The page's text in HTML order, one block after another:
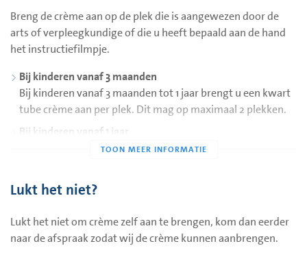
Als u de crème gebruikt om de huid te verdoven voor een
vaccinatie, breng de crème dan 1 uur voor de vaccinatie
aan. Bij kinderen met huid uitslag of eczeem op de
aanbrengen.
Bij een donkere huidskleur is de inwerktijd 2 uur in plaats
van 1 uur.
Breng de crème aan op de plek die is aangewezen door de
arts of verpleegkundige of die u heeft bepaald aan de hand
het instructiefilmpje.
Bij kinderen vanaf 3 maanden
Bij kinderen vanaf 3 maanden tot 1 jaar brengt u een kwart
tube crème aan per plek. Dit mag op maximaal 2 plekken.
Bij kinderen vanaf 1 jaar
Bij kinderen vanaf 1 jaar brengt u een halve tube crème aan
tussen de 1 en 6 jaar maximaal 4 plekken (maximaal twee
tussen de 6 en 12 jaar maximaal 8 plekken (maximaal vier
tubes per 24 uur).
Lukt het niet?
Lukt het niet om crème zelf aan te brengen, kom dan eerder
naar de afspraak zodat wij de crème kunnen aanbrengen.